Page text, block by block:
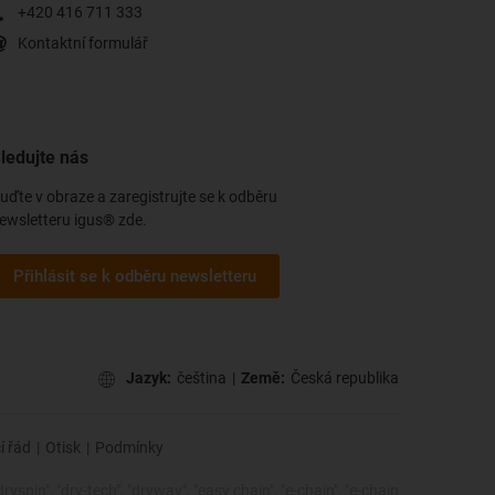
+420 416 711 333
Kontaktní formulář
nás
v obraze a zaregistrujte se k odběru
igus® zde.
Přihlásit se k odběru newsletteru
Jazyk: čeština | Země: Česká republika
řád | Otisk | Podmínky